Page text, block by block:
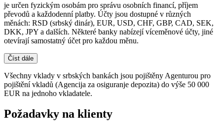
je určen fyzickým osobám pro správu osobních financí, příjem
převodů a každodenní platby. Účty jsou dostupné v různých
měnách: RSD (srbský dinár), EUR, USD, CHF, GBP, CAD, SEK,
DKK, JPY a dalších. Některé banky nabízejí víceměnové účty, jiné
otevírají samostatný účet pro každou měnu.
Číst dále
Všechny vklady v srbských bankách jsou pojištěny Agenturou pro
pojištění vkladů (Agencija za osiguranje depozita) do výše 50 000
EUR na jednoho vkladatele.
Požadavky na klienty